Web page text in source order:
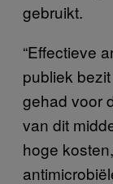
gebruikt.
“Effectieve
publiek
gehad voor
van dit
hoge